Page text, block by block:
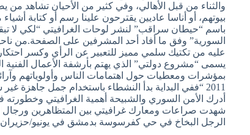
والثناء من قبل الأهالي، وفي كثير من الأحيان تشاهد
بيوتهم، أو أناسا عاديين يقترحون علينا رسم أو كتابة
باسم “حيطان سراقب” لنشر لوحات الغرافيتي “لكي لا
السورية” وفق ما أفاد أحد المشرفين على الصفحة.من
عليه من تكتيك سلمي مميز للتعبير عن الرأي وكسر
يسمى “مشروع دولتي” الذي يهتم بأرشفة الأعمال الفنية
بمؤشرات ومعطيات حول اهتمامات الناس وأولوياتهم
2011 “ففي البداية بدأ النشطاء باستخدام جمل
أدرك الأمن السوري والشبيحة أهمية الغرافيتي
شهدت صراعات ومعارك غرافيتي بين المتظاهرين ورجال
الرجل البخاخ في حي كفرسوسة بدمشق في يونيو/حزيران 2011، ومنذ ذلك التاريخ أصبح الغرافيتي يشكل تهديدا للحياة، كالتظاهر” وفق ما قال حايد. المصدر: الجزيرة نت